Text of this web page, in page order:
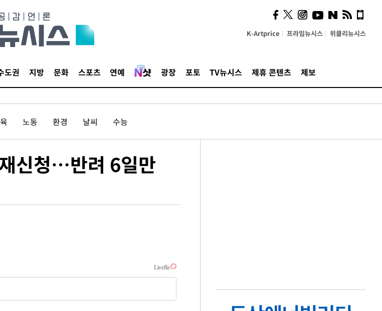
K-Artprice 프라임뉴시스 위클리뉴시스
도권 지방 문화 스포츠 연예 광장 포토 TV뉴시스 제휴 콘텐츠 제보
노동 환경 날씨 수능
신청…반려 6일만